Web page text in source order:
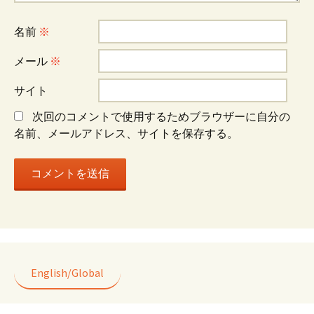
シ
ョ
ン
名前 ※
メール ※
サイト
次回のコメントで使用するためブラウザーに自分の
名前、メールアドレス、サイトを保存する。
English/Global